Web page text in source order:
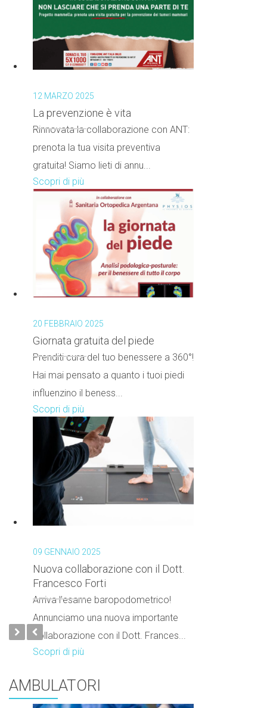
12 MARZO 2025
La prevenzione è vita
Rinnovata la collaborazione con ANT:
prenota la tua visita preventiva
gratuita! Siamo lieti di annu...
Scopri di più
20 FEBBRAIO 2025
Giornata gratuita del piede
Prenditi cura del tuo benessere a 360°!
Hai mai pensato a quanto i tuoi piedi
influenzino il beness...
Scopri di più
09 GENNAIO 2025
Nuova collaborazione con il Dott.
Francesco Forti
Arriva l’esame baropodometrico!
Annunciamo una nuova importante
collaborazione con il Dott. Frances...
Scopri di più
AMBULATORI